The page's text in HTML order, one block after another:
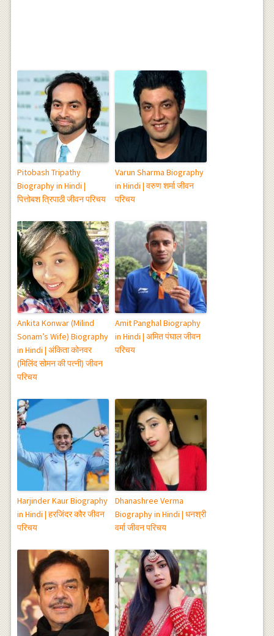
Pitobash Tripathy
Biography in Hindi |
पित्तोबश त्रिपाठी जीवन परिचय
Varun Sharma Biography
in Hindi | वरुण शर्मा जीवन
परिचय
Ankita Konwar (Milind
Sonam’s Wife) Biography
in Hindi | अंकिता कोनवर
(मिलिंद सोमन की पत्नी) जीवन
परिचय
Amit Panghal Biography
in Hindi | अमित पंघाल जीवन
परिचय
Harjinder Kaur Biography
in Hindi | हरजिंदर कौर जीवन
परिचय
Dhanashree Verma
Biography in Hindi | धनश्री
वर्मा जीवन परिचय